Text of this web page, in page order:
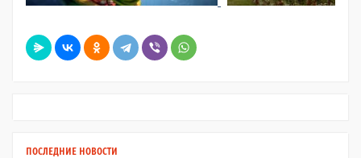
ПОСЛЕДНИЕ НОВОСТИ